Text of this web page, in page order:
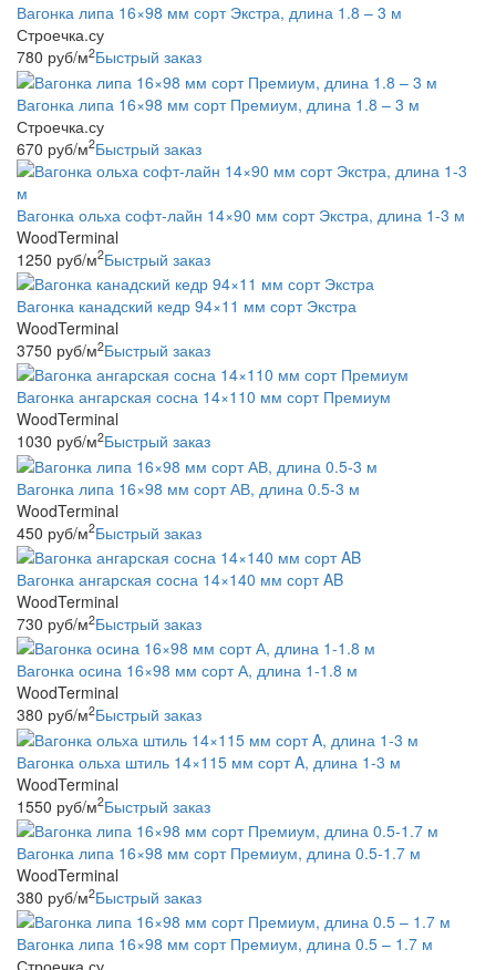
Вагонка липа 16×98 мм сорт Экстра, длина 1.8 – 3 м
Строечка.су
780 руб/м2Быстрый заказ
Вагонка липа 16×98 мм сорт Премиум, длина 1.8 – 3 м
Строечка.су
670 руб/м2Быстрый заказ
Вагонка ольха софт-лайн 14×90 мм сорт Экстра, длина 1-3 м
WoodTerminal
1250 руб/м2Быстрый заказ
Вагонка канадский кедр 94×11 мм сорт Экстра
WoodTerminal
3750 руб/м2Быстрый заказ
Вагонка ангарская сосна 14×110 мм сорт Премиум
WoodTerminal
1030 руб/м2Быстрый заказ
Вагонка липа 16×98 мм сорт АВ, длина 0.5-3 м
WoodTerminal
450 руб/м2Быстрый заказ
Вагонка ангарская сосна 14×140 мм сорт AB
WoodTerminal
730 руб/м2Быстрый заказ
Вагонка осина 16×98 мм сорт А, длина 1-1.8 м
WoodTerminal
380 руб/м2Быстрый заказ
Вагонка ольха штиль 14×115 мм сорт A, длина 1-3 м
WoodTerminal
1550 руб/м2Быстрый заказ
Вагонка липа 16×98 мм сорт Премиум, длина 0.5-1.7 м
WoodTerminal
380 руб/м2Быстрый заказ
Вагонка липа 16×98 мм сорт Премиум, длина 0.5 – 1.7 м